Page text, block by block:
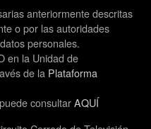
anteriormente descritas
o por las autoridades
personales.
en la Unidad de
de la Plataforma
consultarAQUÍ